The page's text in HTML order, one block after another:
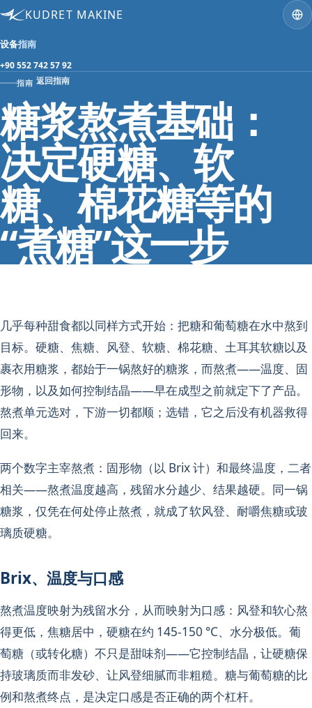
KUDRET MAKINE
设备指南
+90 552 742 57 92
指南 返回指南
糖浆熬煮基础：
决定硬糖、软
糖、棉花糖等的
“煮糖”这一步
几乎每种甜食都以同样方式开始：把糖和葡萄糖在水中熬到
目标。硬糖、焦糖、风登、软糖、棉花糖、土耳其软糖以及
裹衣用糖浆，都始于一锅熬好的糖浆，而熬煮——温度、固
形物，以及如何控制结晶——早在成型之前就定下了产品。
熬煮单元选对，下游一切都顺；选错，它之后没有机器救得
回来。
两个数字主宰熬煮：固形物（以 Brix 计）和最终温度，二者
相关——熬煮温度越高，残留水分越少、结果越硬。同一锅
糖浆，仅凭在何处停止熬煮，就成了软风登、耐嚼焦糖或玻
璃质硬糖。
Brix、温度与口感
熬煮温度映射为残留水分，从而映射为口感：风登和软心熬
得更低，焦糖居中，硬糖在约 145-150 °C、水分极低。葡
萄糖（或转化糖）不只是甜味剂——它控制结晶，让硬糖保
持玻璃质而非发砂、让风登细腻而非粗糙。糖与葡萄糖的比
例和熬煮终点，是决定口感是否正确的两个杠杆。